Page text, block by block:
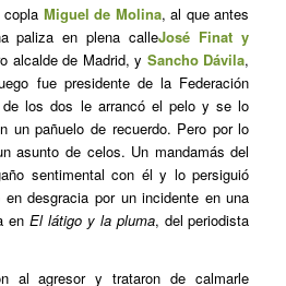
Miguel de Molina, al que antes
paliza en plena calleJosé Finat y
alcalde de Madrid, y Sancho Dávila,
fue presidente de la Federación
de los dos le arrancó el pelo y se lo
un pañuelo de recuerdo. Pero por lo
asunto de celos. Un mandamás del
sentimental con él y lo persiguió
desgracia por un incidente en una
en El látigo y la pluma, del periodista
al agresor y trataron de calmarle